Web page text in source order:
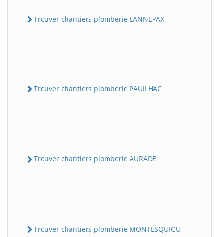
Trouver chantiers plomberie LANNEPAX
Trouver chantiers plomberie PAUILHAC
Trouver chantiers plomberie AURADE
Trouver chantiers plomberie MONTESQUIOU